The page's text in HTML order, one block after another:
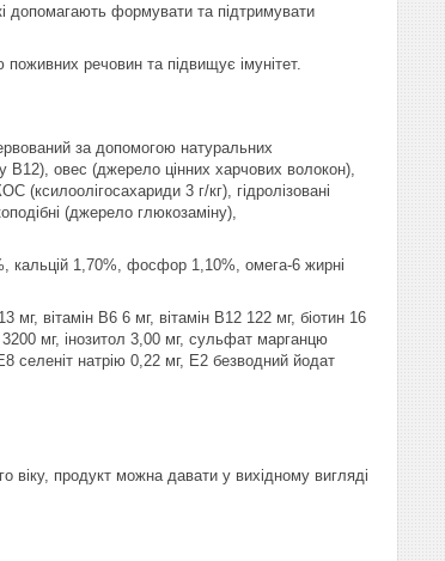
допомагають формувати та підтримувати
речовин та підвищує імунітет.
за допомогою натуральних
B12), овес (джерело цінних харчових волокон),
(ксилоолігосахариди 3 г/кг), гідролізовані
(джерело глюкозаміну),
кальцій 1,70%, фосфор 1,10%, омега-6 жирні
вітамін В6 6 мг, вітамін В12 122 мг, біотин 16
мг, інозитол 3,00 мг, сульфат марганцю
селеніт натрію 0,22 мг, Е2 безводний йодат
віку, продукт можна давати у вихідному вигляді